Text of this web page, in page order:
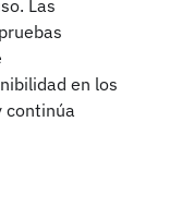
Las
en los
continúa